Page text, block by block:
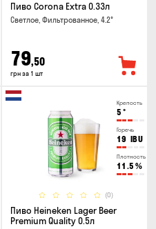
Пиво Corona Extra 0.33л
Светлое, Фильтрованное, 4.2°
79,50
грн за 1 шт
Крепость
5 °
Горечь
19 IBU
Плотность
11.5 %
(0)
Пиво Heineken Lager Beer
Premium Quality 0.5л